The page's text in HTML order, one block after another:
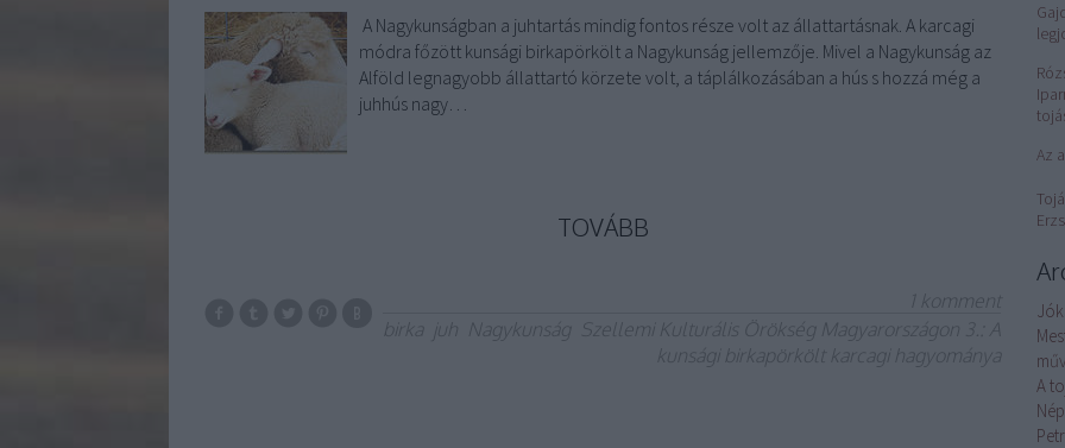
A Nagykunságban a juhtartás mindig fontos része volt az állattartásnak. A karcagi
módra főzött kunsági birkapörkölt a Nagykunság jellemzője. Mivel a Nagykunság az
Alföld legnagyobb állattartó körzete volt, a táplálkozásában a hús s hozzá még a
juhhús nagy…
TOVÁBB
1 komment
birka
juh Nagykunság Szellemi Kulturális Örökség Magyarországon 3.: A
kunsági birkapörkölt karcagi hagyománya
Az
A